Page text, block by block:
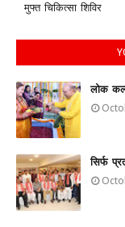
मुफ्त चिकित्सा शिविर
लोक
सिर्फ